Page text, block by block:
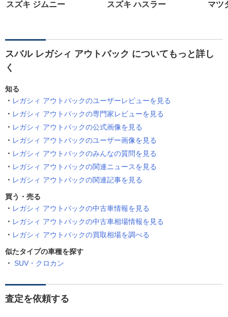
スズキ ジムニー スズキ ハスラー マツ
スバル レガシィ アウトバック についてもっと詳し
く
知る
レガシィ アウトバックのユーザーレビューを見る
レガシィ アウトバックの専門家レビューを見る
レガシィ アウトバックの公式画像を見る
レガシィ アウトバックのユーザー画像を見る
レガシィ アウトバックのみんなの質問を見る
レガシィ アウトバックの関連ニュースを見る
レガシィ アウトバックの関連記事を見る
買う・売る
レガシィ アウトバックの中古車情報を見る
レガシィ アウトバックの中古車相場情報を見る
レガシィ アウトバックの買取相場を調べる
似たタイプの車種を探す
SUV・クロカン
査定を依頼する